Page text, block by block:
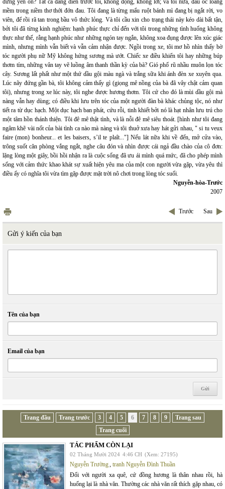
dừng yên ổn? Tất cả đang diễn trước tôi, không động, không lời; và tôi nữa, đầu óc loãng
mềm trong niềm thơ thới đớn đau. Tôi đang là từng mẩu ruột bánh mì đang bị ngắt rời, vo
viên, để rồi rã tan trong bầu vô thức lỏng. Và tôi cầu xin cho trạng thái này kéo dài bất tận,
bởi tôi đã từng kinh nghiệm: hạnh phúc thực chỉ đến với tôi trong những tình huống không
thực như thế, rằng hạnh phúc như những ngón tay ngắn, không xoa đụng được lên xúc giác
mình, nhưng mình vẫn biết và vẫn cảm nhận được. Ngồi trong xe, tôi mơ hồ nhìn thấy bờ
tóc người phụ nữ Mỹ không hứng sương mà ướt. Chiếc xe điều khiển tôi hay những búp
thơm tím, những vân tay vẽ luồng âm thanh thần kỳ của bà? Gió phố rũ nhầu muôn lọn tóc
cây. Sương lất phất như một thứ dầu gội màu ngà và trắng sữa khi ánh đèn xe xuyên qua.
Lúc nãy đứng gần bà, tôi không cảm thấy gì (giọng mê nồng của bà đã vây chật cảm quan
tôi), nhưng trong xe lúc này, tôi nghe được hương thơm. Tôi cứ cho đó là mùi dầu gội mà
nàng vẫn hay dùng; có điều khi lưu trên tóc của một người đàn bà khác chủng tộc, nó như
tiết ra từ dục hạch. Một dục hạch ban phát, cứu rỗi, tinh khiết bởi nó là hạt nhân lưu trú cho
một tâm hồn thánh thiện. Tôi đê mê thật tình, và là nỗi đê mê siêu thoát. [hình như tôi đang
ngâm khẽ vài nốt của bài tình ca nào mà nàng và tôi thuở xưa hay hát gửi nhau, " si tu veux
faire (mon) bonheur... et les baisers, s’il te plaît..."] Nếu lát nữa khi về đến, mở cửa vào,
trông suốt căn phòng vắng ngắt, nghe câu đón và nhìn được cái ngả đầu chào của cô đơn:
lặng lòng một giây, bồi hồi nhận ra là cuộc sống đã ưu ái mình quá mức, đã cho phép mình
sống với cảm thức khao khát sự xuất hiện yêu ma của một con người vừa gặp, vừa yêu thì
điều ấy có nghĩa tôi vừa tìm gặp được mặt trời nô chơi trong lòng tóc suối.
Nguyễn-hòa-Trước
2007
Trước Sau
Gửi ý kiến của bạn
Tên của bạn
Email của bạn
Trang đầu Trang trước 3 4 5 6 7 8 9
Trang sau
Trang cuối
TÁC PHẨM CÒN LẠI
02 Tháng Mười 2024 4:46 CH (Xem: 27195)
Nguyễn Trường, tranh Nguyễn Đình Thuần
Đối với người xa quê, cứ đồng hương là thân nhau rồi, hà
huống lại là nhà văn. Thường các nhà văn rất thích gặp nhau, có